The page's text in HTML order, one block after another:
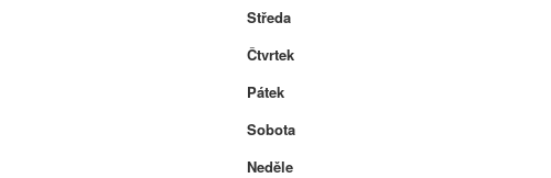
Středa
Čtvrtek
Pátek
Sobota
Neděle